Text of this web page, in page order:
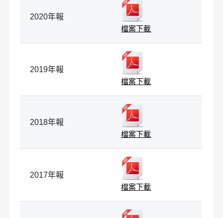
2020年報
檔案下載
2019年報
檔案下載
2018年報
檔案下載
2017年報
檔案下載